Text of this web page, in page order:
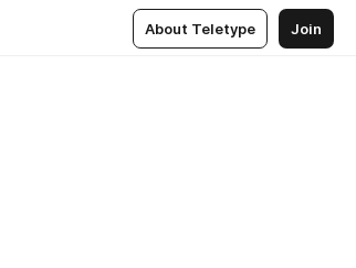
About Teletype Join